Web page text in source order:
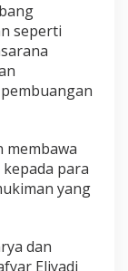
seperti
membawa
para
yang
dan
Eliyadi